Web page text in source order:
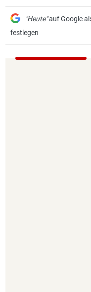
"Heute"auf Google
festlegen